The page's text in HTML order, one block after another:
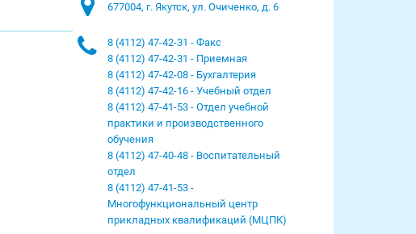
677004, г. Якутск, ул. Очиченко, д. 6
8 (4112) 47-42-31 - Факс
8 (4112) 47-42-31 - Приемная
8 (4112) 47-42-08 - Бухгалтерия
8 (4112) 47-42-16 - Учебный отдел
8 (4112) 47-41-53 - Отдел учебной
практики и производственного
обучения
8 (4112) 47-40-48 - Воспитательный
отдел
8 (4112) 47-41-53 -
Многофункциональный центр
прикладных квалификаций (МЦПК)